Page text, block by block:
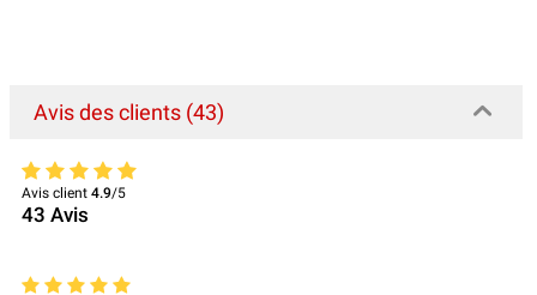
Avis des clients (43)
Avis client 4.9/5
43 Avis